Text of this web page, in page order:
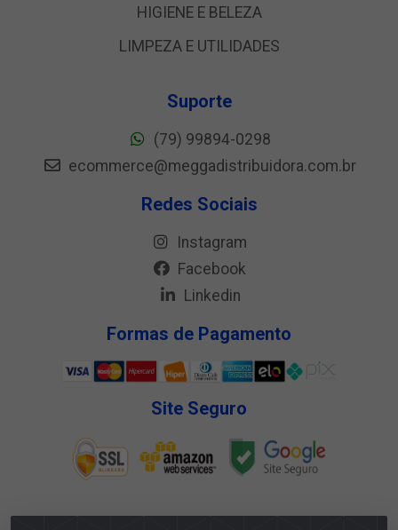
HIGIENE E BELEZA
LIMPEZA E UTILIDADES
Suporte
(79) 99894-0298
ecommerce@meggadistribuidora.com.br
Redes Sociais
Instagram
Facebook
Linkedin
Formas de Pagamento
Site Seguro